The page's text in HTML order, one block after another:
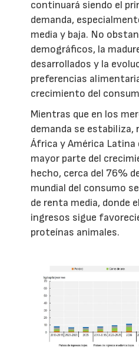
continuará siendo el
demanda,
media y baja. No
demográficos, la
desarrollados y la
preferencias
crecimiento del
Mientras que en los
demanda se estabiliza,
África y América
mayor parte del
hecho, cerca del 76%
mundial del consumo
de renta media, donde
ingresos sigue
proteínas animales.